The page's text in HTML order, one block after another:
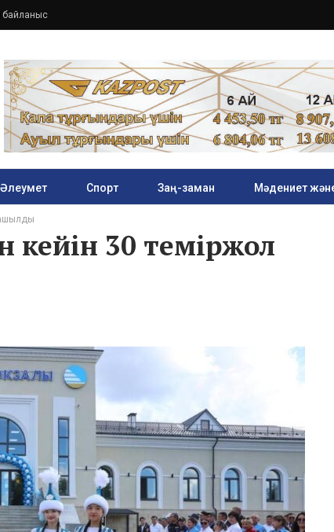
байланыс
Әлеумет Спорт Заң-заман Мәдениет
кейін 30 теміржол